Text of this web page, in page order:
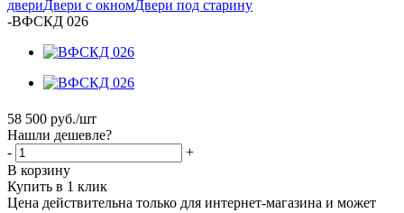
двериДвери с окномДвери под старину
-ВФСКД 026
58 500 руб./шт
Нашли дешевле?
-
+
В корзину
Купить в 1 клик
Цена действительна только для интернет-магазина и может